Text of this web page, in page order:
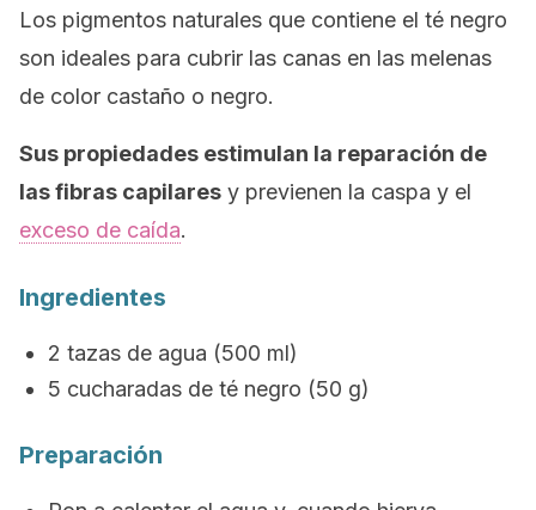
Los pigmentos naturales que contiene el té negro
son ideales para cubrir las canas en las melenas
de color castaño o negro.
Sus propiedades estimulan la reparación de
las fibras capilares y previenen la caspa y el
exceso de caída.
Ingredientes
2 tazas de agua (500 ml)
5 cucharadas de té negro (50 g)
Preparación